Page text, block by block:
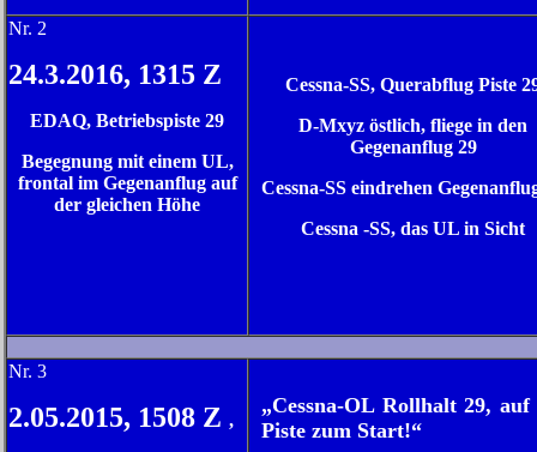
Nr. 2
24.3.2016, 1315 Z
EDAQ, Betriebspiste 29
Begegnung mit einem UL,
frontal im Gegenanflug auf
der gleichen Höhe
Cessna-SS, Querabflug Piste
D-Mxyz östlich, fliege in den
Gegenanflug 29
Cessna-SS eindrehen
Cessna -SS, das UL in Sicht
Nr. 3
2.05.2015, 1508 Z ,
„Cessna-OL Rollhalt 29, auf
Piste zum Start!“